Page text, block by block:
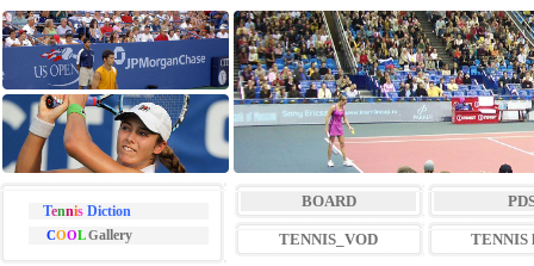
TennisDiction
COOLGallery
BOARD
TENNIS_VOD TENNIS